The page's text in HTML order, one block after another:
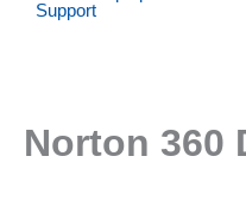
Norton 360